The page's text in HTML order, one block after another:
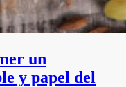
un
y papel del